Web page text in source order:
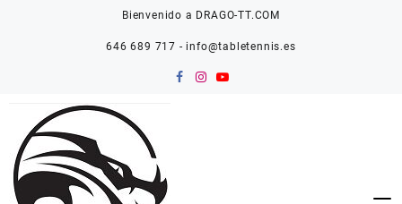
Bienvenido a DRAGO-TT.COM
646 689 717 - info@tabletennis.es